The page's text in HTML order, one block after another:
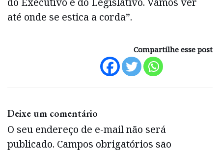
até onde se estica a corda”.
Compartilhe esse post
Deixe um comentário
O seu endereço de e-mail não será
publicado. Campos obrigatórios são